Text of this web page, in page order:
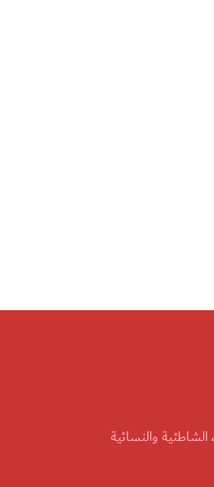
الشاطئية والنسائية